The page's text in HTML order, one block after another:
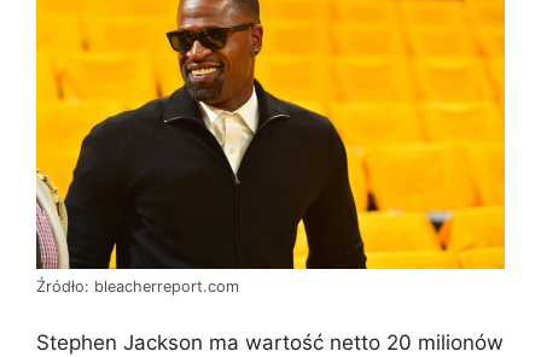
Źródło: bleacherreport.com
Stephen Jackson ma wartość netto 20 milionów